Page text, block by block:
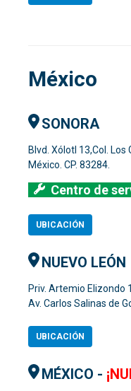
México
SONORA
Blvd. Xólotl 13,Col.
México. CP. 83284.
Centro de
UBICACIÓN
NUEVO LEÓN
Priv. Artemio Elizondo
Av. Carlos Salinas de
UBICACIÓN
MÉXICO -